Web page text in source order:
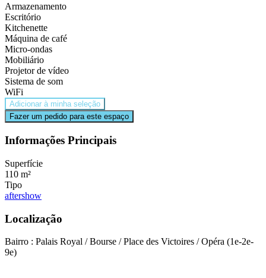
Armazenamento
Escritório
Kitchenette
Máquina de café
Micro-ondas
Mobiliário
Projetor de vídeo
Sistema de som
WiFi
Adicionar à minha seleção
Fazer um pedido para este espaço
Informações Principais
Superfície
110 m²
Tipo
aftershow
Localização
Bairro : Palais Royal / Bourse / Place des Victoires / Opéra (1e-2e-
9e)